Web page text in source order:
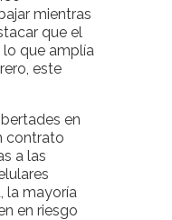
mientras
que el
que amplía
este
en
contrato
a las
la mayoría
en riesgo